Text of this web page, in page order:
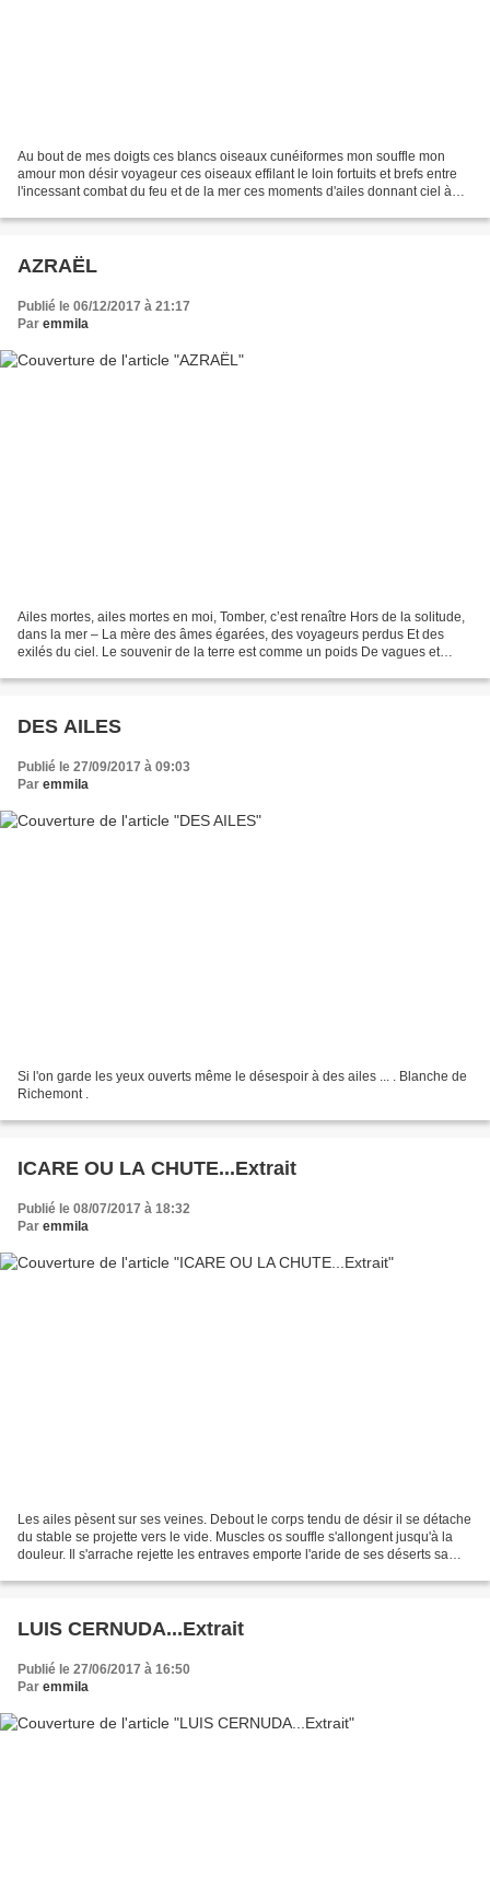
Au bout de mes doigts ces blancs oiseaux cunéiformes mon souffle mon
amour mon désir voyageur ces oiseaux effilant le loin fortuits et brefs entre
l'incessant combat du feu et de la mer ces moments d'ailes donnant ciel à
AZRAËL
Publié le 06/12/2017 à 21:17
Par emmila
Ailes mortes, ailes mortes en moi, Tomber, c’est renaître Hors de la solitude,
dans la mer – La mère des âmes égarées, des voyageurs perdus Et des
exilés du ciel. Le souvenir de la terre est comme un poids De vagues et
DES AILES
Publié le 27/09/2017 à 09:03
Par emmila
Si l'on garde les yeux ouverts même le désespoir à des ailes ... . Blanche de
Richemont .
ICARE OU LA CHUTE...Extrait
Publié le 08/07/2017 à 18:32
Par emmila
Les ailes pèsent sur ses veines. Debout le corps tendu de désir il se détache
du stable se projette vers le vide. Muscles os souffle s'allongent jusqu'à la
douleur. Il s'arrache rejette les entraves emporte l'aride de ses déserts sa
LUIS CERNUDA...Extrait
Publié le 27/06/2017 à 16:50
Par emmila